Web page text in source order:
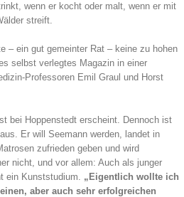
wenn er kocht oder malt, wenn er mit
streift.
– ein gut gemeinter Rat – keine zu hohen
selbst verlegtes Magazin in einer
Professoren Emil Graul und Horst
bei Hoppenstedt erscheint. Dennoch ist
Er will Seemann werden, landet in
zufrieden geben und wird
nicht, und vor allem: Auch als junger
ein Kunststudium. „Eigentlich wollte ich
aber auch sehr erfolgreichen